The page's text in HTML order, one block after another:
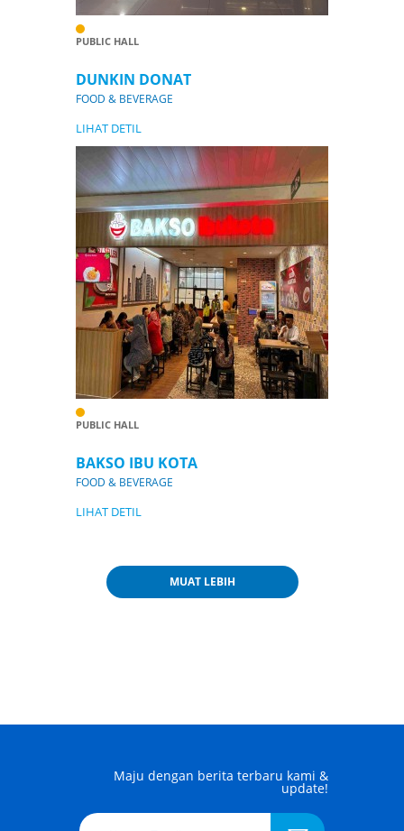
PUBLIC HALL
DUNKIN DONAT
FOOD & BEVERAGE
LIHAT DETIL
PUBLIC HALL
BAKSO IBU KOTA
FOOD & BEVERAGE
LIHAT DETIL
MUAT LEBIH
Maju dengan berita terbaru kami &
update!